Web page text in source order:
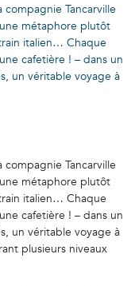
Tancarville
métaphore plutôt
italien… Chaque
cafetière ! – dans un
un véritable voyage à
compagnie Tancarville
métaphore plutôt
italien… Chaque
cafetière ! – dans un
un véritable voyage à
plusieurs niveaux